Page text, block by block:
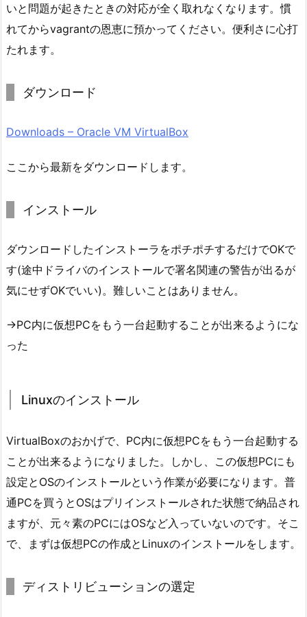
いと問題が起きたときの対応が全く取れなくなります。慣
れてからvagrantの恩恵に預かってください。便利さに心打
たれます。
ダウンロード
Downloads – Oracle VM VirtualBox
ここから最新をダウンロードします。
インストール
ダウンロードしたインストーラをポチポチするだけでOKで
す(途中ドライバのインストールで署名関連の警告が出るが
気にせずOKでいい)。難しいことはありません。
→PC内に仮想PCをもう一台起動することが出来るようにな
った
Linuxのインストール
VirtualBoxのおかげで、PC内に仮想PCをもう一台起動する
ことが出来るようになりました。しかし、この仮想PCにも
設定とOSのインストールという作業が必要になります。普
通PCを買うとOSはプリインストールされた状態で納品され
ますが、元々素のPCにはOSなど入っていないのです。そこ
で、まずは仮想PCの作成とLinuxのインストールをします。
ディストリビューションの選定